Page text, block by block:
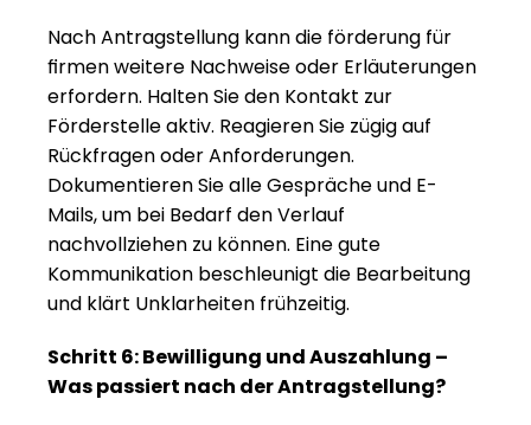
Nach Antragstellung kann die förderung für
firmen weitere Nachweise oder Erläuterungen
erfordern. Halten Sie den Kontakt zur
Förderstelle aktiv. Reagieren Sie zügig auf
Rückfragen oder Anforderungen.
Dokumentieren Sie alle Gespräche und E-
Mails, um bei Bedarf den Verlauf
nachvollziehen zu können. Eine gute
Kommunikation beschleunigt die Bearbeitung
und klärt Unklarheiten frühzeitig.
Schritt 6: Bewilligung und Auszahlung –
Was passiert nach der Antragstellung?